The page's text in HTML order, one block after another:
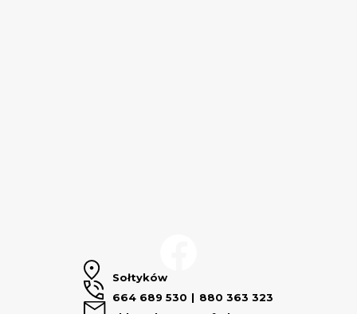
Sołtyków
664 689 530
880 363 323